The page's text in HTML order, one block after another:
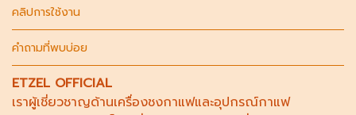
คลิปการใช้งาน
คำถามที่พบบ่อย
ETZEL OFFICIAL
เราผู้เชี่ยวชาญด้านเครื่องชงกาแฟและอุปกรณ์กาแฟ